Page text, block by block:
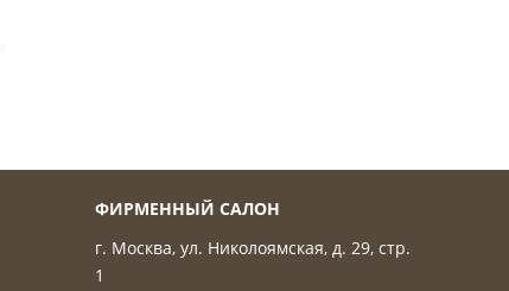
ФИРМЕННЫЙ САЛОН
г. Москва, ул. Николоямская, д. 29, стр.
1